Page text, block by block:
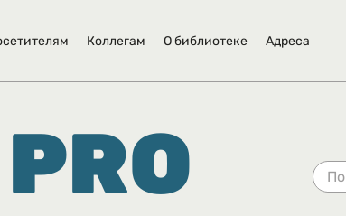
Коллегам О библиотеке Адреса